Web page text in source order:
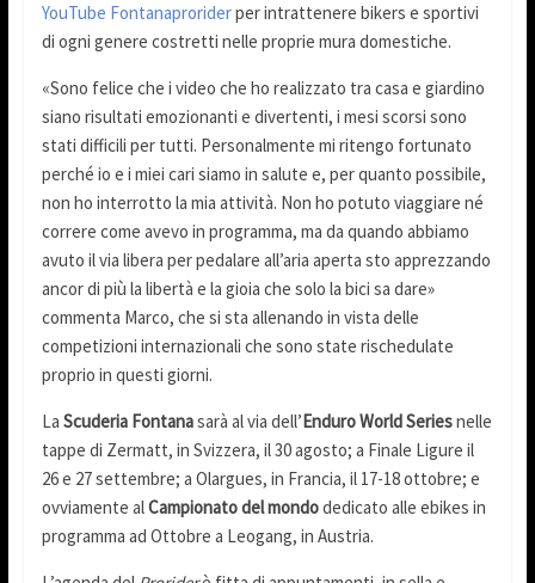
YouTube Fontanaproriderper intrattenere bikers e sportivi
di ogni genere costretti nelle proprie mura domestiche.
«Sono felice che i video che ho realizzato tra casa e giardino
siano risultati emozionanti e divertenti, i mesi scorsi sono
stati difficili per tutti. Personalmente mi ritengo fortunato
perché io e i miei cari siamo in salute e, per quanto possibile,
non ho interrotto la mia attività. Non ho potuto viaggiare né
correre come avevo in programma, ma da quando abbiamo
avuto il via libera per pedalare all’aria aperta sto apprezzando
ancor di più la libertà e la gioia che solo la bici sa dare»
commenta Marco, che si sta allenando in vista delle
competizioni internazionali che sono state rischedulate
proprio in questi giorni.
La Scuderia Fontanasarà al via dell’Enduro World Seriesnelle
tappe di Zermatt, in Svizzera, il 30 agosto; a Finale Ligure il
26 e 27 settembre; a Olargues, in Francia, il 17-18 ottobre; e
ovviamente alCampionato del mondodedicato alle ebikes in
programma ad Ottobre a Leogang, in Austria.